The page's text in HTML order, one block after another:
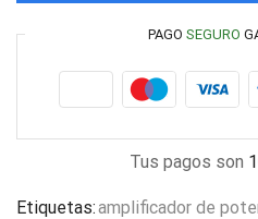
PAGO SEGURO
Tus pagos son
Etiquetas:amplificador de